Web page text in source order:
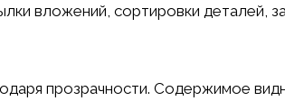
вложений, сортировки деталей,
прозрачности. Содержимое